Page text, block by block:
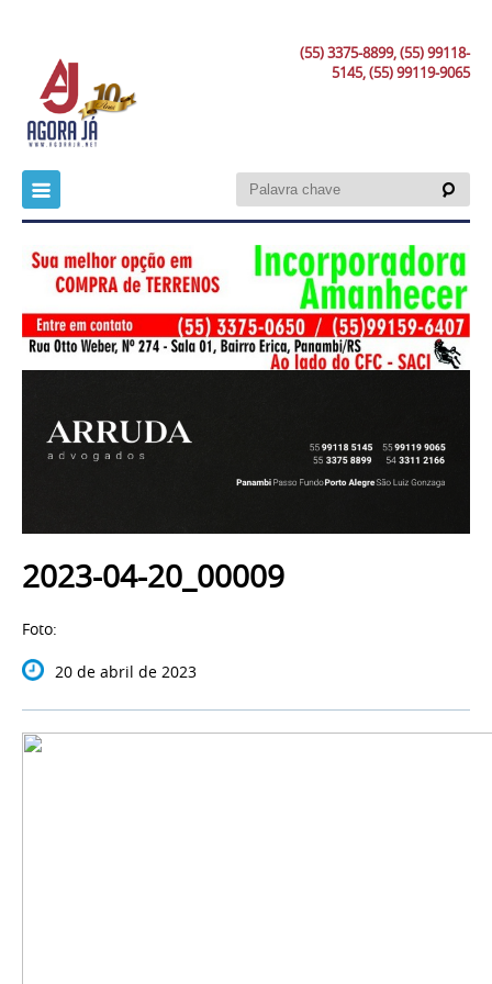
(55) 3375-8899, (55) 99118-
5145, (55) 99119-9065
2023-04-20_00009
Foto:
20 de abril de 2023